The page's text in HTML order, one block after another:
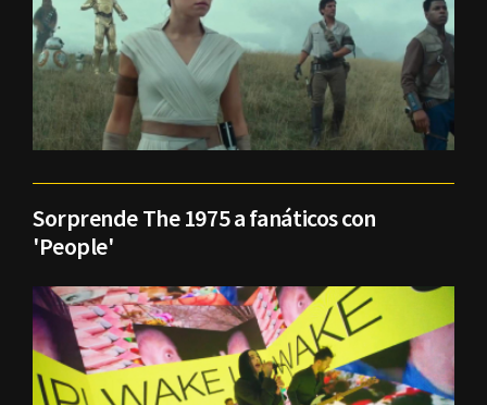
Sorprende The 1975 a fanáticos con
'People'